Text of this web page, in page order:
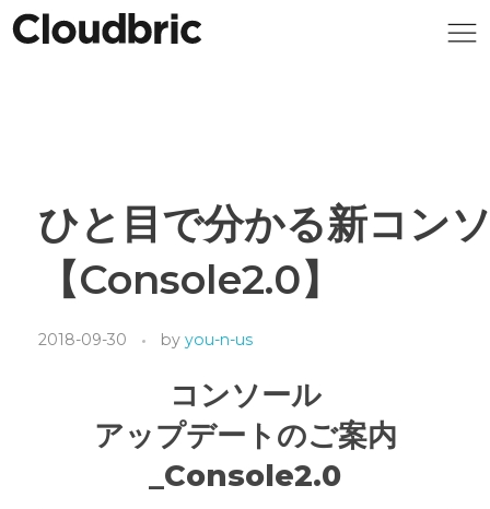
ひと目で分かる新コン
【Console2.0】
2018-09-30 by you-n-us
コンソール
アップデートのご案内
_Console2.0